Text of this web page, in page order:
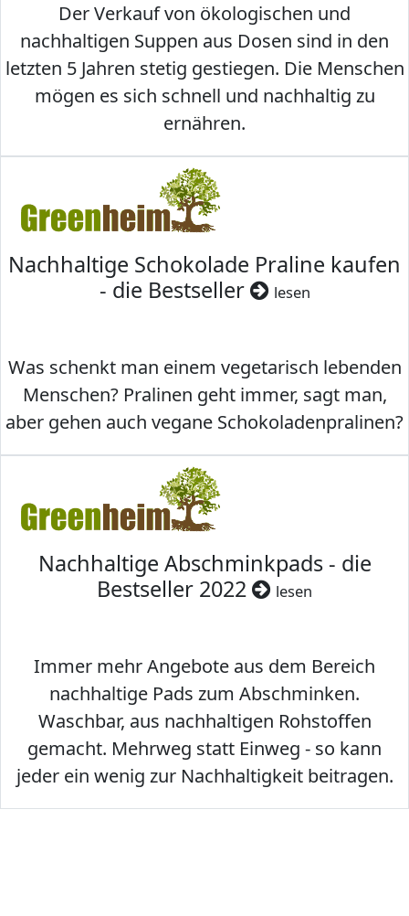
Der Verkauf von ökologischen und
nachhaltigen Suppen aus Dosen sind in den
letzten 5 Jahren stetig gestiegen. Die Menschen
mögen es sich schnell und nachhaltig zu
ernähren.
Nachhaltige Schokolade Praline kaufen
- die Bestseller
lesen
Was schenkt man einem vegetarisch lebenden
Menschen? Pralinen geht immer, sagt man,
aber gehen auch vegane Schokoladenpralinen?
Nachhaltige Abschminkpads - die
Bestseller 2022
lesen
Immer mehr Angebote aus dem Bereich
nachhaltige Pads zum Abschminken.
Waschbar, aus nachhaltigen Rohstoffen
gemacht. Mehrweg statt Einweg - so kann
jeder ein wenig zur Nachhaltigkeit beitragen.